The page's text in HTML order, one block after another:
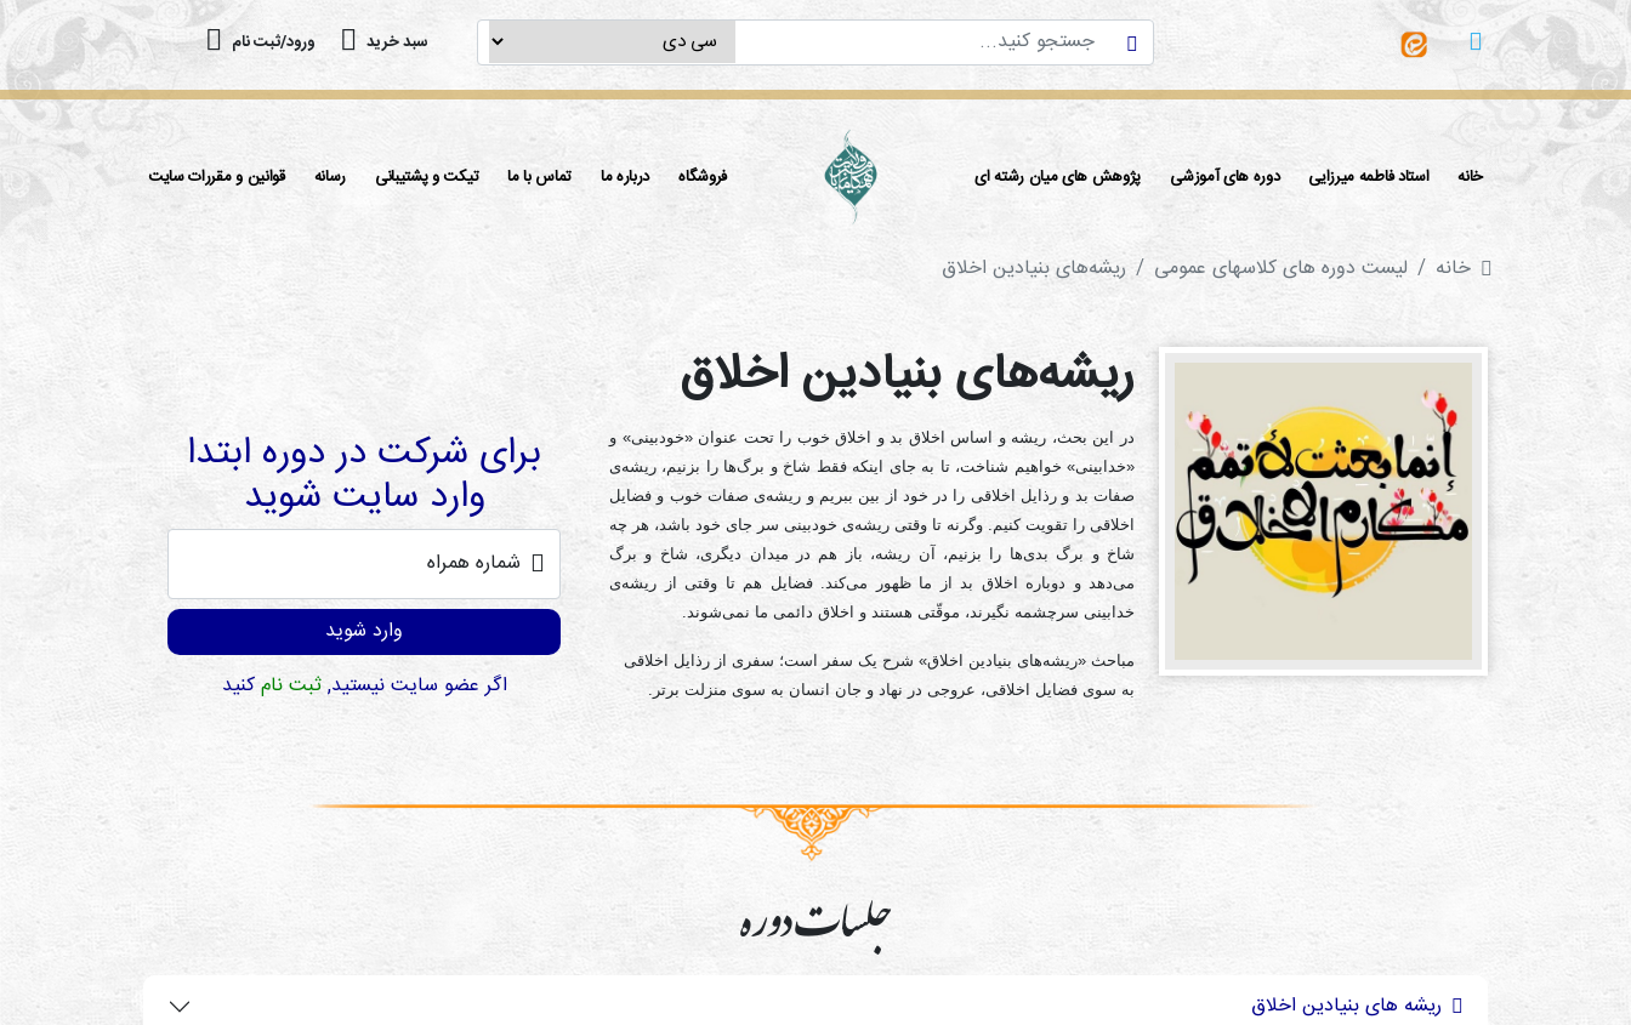
سبد خرید ورود/ثبت نام
خانه استاد فاطمه میرزایی دوره های آموزشی پژوهش های میان رشته ای فروشگاه درباره ما تماس با ما تیکت و پشتیبانی رسانه قوانین و مقررات سایت
خانه لیست دوره های کلاسهای عمومی ريشه‌های بنيادين اخلاق
ريشه‌های بنيادين اخلاق
در این بحث، ریشه و اساس اخلاق بد و اخلاق خوب را تحت عنوان «خودبینی» و
«خدابینی» خواهیم شناخت، تا به جای اینکه فقط شاخ و برگ‌ها را بزنیم، ریشه‌ی
صفات بد و رذایل اخلاقی را در خود از بین ببریم و ریشه‌ی صفات خوب و فضایل
اخلاقی را تقویت کنیم. وگرنه تا وقتی ریشه‌ی خودبینی سر جای خود باشد، هر چه
شاخ و برگ بدی‌ها را بزنیم، آن ریشه، باز هم در میدان دیگری، شاخ و برگ
می‌دهد و دوباره اخلاق بد از ما ظهور می‌کند. فضایل هم تا وقتی از ریشه‌ی
خدابینی سرچشمه نگیرند، موقّتی هستند و اخلاق دائمی ما نمی‌شوند.
مباحث «ریشه‌های بنیادین اخلاق» شرح یک سفر است؛ سفری از رذایل اخلاقی
به سوی فضایل اخلاقی، عروجی در نهاد و جان انسان به سوی منزلت برتر.
برای شرکت در دوره ابتدا
وارد سایت شوید
شماره همراه
وارد شوید
اگر عضو سایت نیستید,ثبت نامکنید
جلسات دوره
ريشه های بنيادين اخلاق